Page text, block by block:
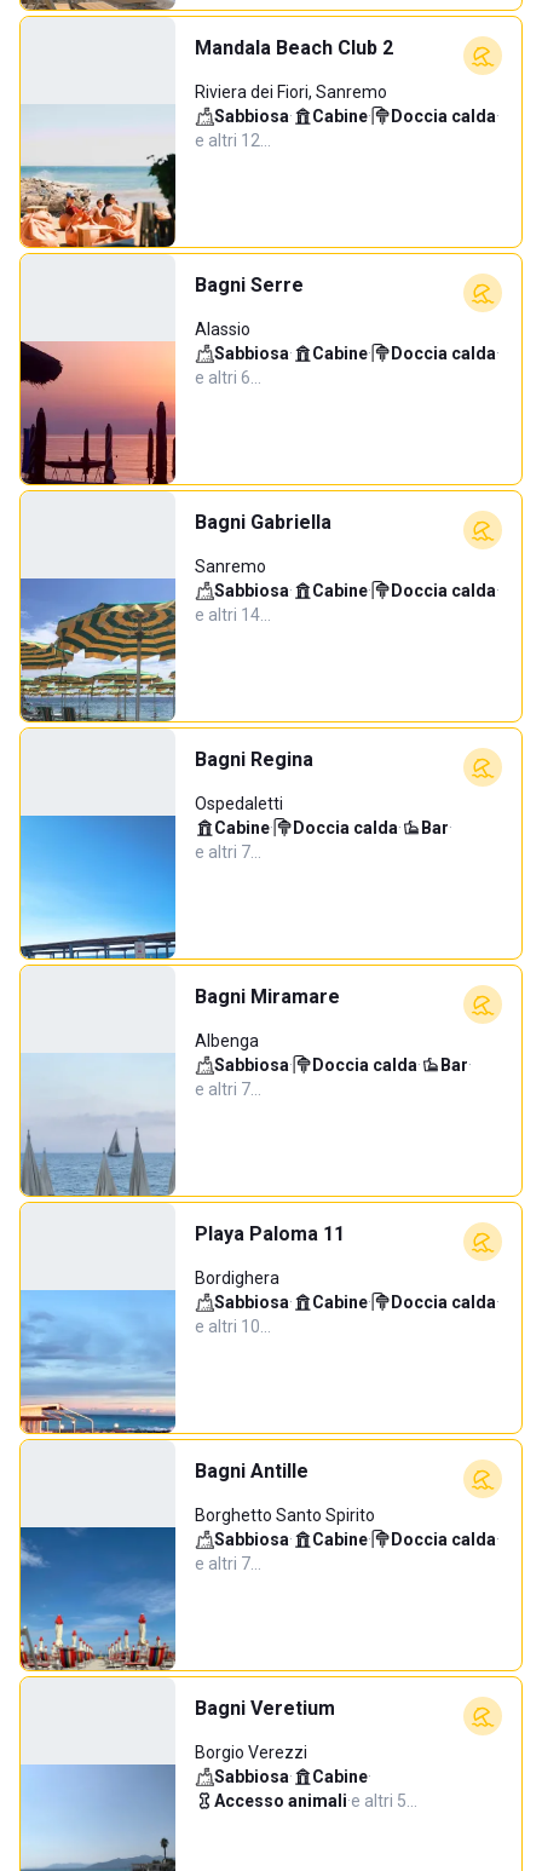
Mandala Beach Club 2
Riviera dei Fiori, Sanremo
Sabbiosa· Cabine· Doccia calda·
e altri 12…
Bagni Serre
Alassio
Sabbiosa· Cabine· Doccia calda·
e altri 6…
Bagni Gabriella
Sanremo
Sabbiosa· Cabine· Doccia calda·
e altri 14…
Bagni Regina
Ospedaletti
Cabine· Doccia calda· Bar·
e altri 7…
Bagni Miramare
Albenga
Sabbiosa· Doccia calda· Bar·
e altri 7…
Playa Paloma 11
Bordighera
Sabbiosa· Cabine· Doccia calda·
e altri 10…
Bagni Antille
Borghetto Santo Spirito
Sabbiosa· Cabine· Doccia calda·
e altri 7…
Bagni Veretium
Borgio Verezzi
Sabbiosa· Cabine·
Accesso animali·e altri 5…